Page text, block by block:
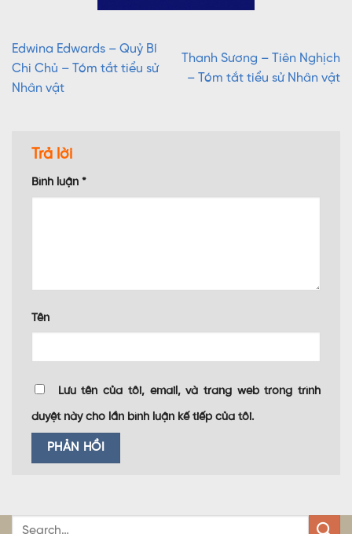
Edwina Edwards – Quỷ Bí
Chi Chủ – Tóm tắt tiểu sử
Nhân vật
Thanh Sương – Tiên Nghịch
– Tóm tắt tiểu sử Nhân vật
Trả lời
Bình luận *
Tên
Lưu tên của tôi, email, và trang web trong trình
duyệt này cho lần bình luận kế tiếp của tôi.